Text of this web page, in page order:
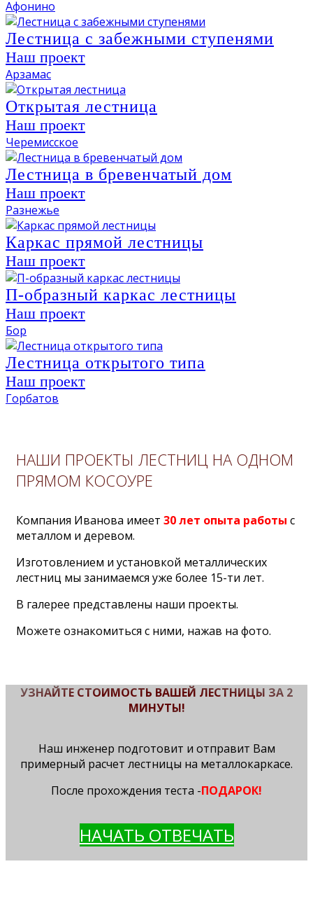
Афонино
Лестница с забежными ступенями
Наш проект
Арзамас
Открытая лестница
Наш проект
Черемисское
Лестница в бревенчатый дом
Наш проект
Разнежье
Каркас прямой лестницы
Наш проект
П-образный каркас лестницы
Наш проект
Бор
Лестница открытого типа
Наш проект
Горбатов
НАШИ ПРОЕКТЫ ЛЕСТНИЦ НА ОДНОМ
ПРЯМОМ КОСОУРЕ
Компания Иванова имеет 30 лет опыта работы с
металлом и деревом.
Изготовлением и установкой металлических
лестниц мы занимаемся уже более 15-ти лет.
В галерее представлены наши проекты.
Можете ознакомиться с ними, нажав на фото.
УЗНАЙТЕ СТОИМОСТЬ ВАШЕЙ ЛЕСТНИЦЫ ЗА 2
МИНУТЫ!
Наш инженер подготовит и отправит Вам
примерный расчет лестницы на металлокаркасе.
После прохождения теста -ПОДАРОК!
НАЧАТЬ ОТВЕЧАТЬ